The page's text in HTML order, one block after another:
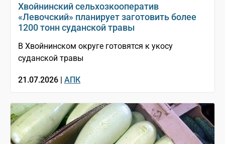
Хвойнинский сельхозкооператив
«Левочский» планирует заготовить более
1200 тонн суданской травы
В Хвойнинском округе готовятся к укосу
суданской травы
21.07.2026 | АПК